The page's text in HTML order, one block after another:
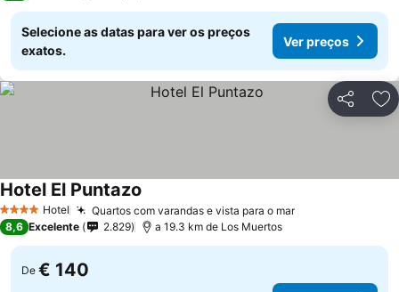
Selecione as datas para ver os preços
exatos.
Ver preços
Partilhar
4 EstrelasHotel Quartos com varandas e vista para o mar
Hotel El Puntazo
8,6 Excelente 2.829 a 19.3 km de Los Muertos
De € 140